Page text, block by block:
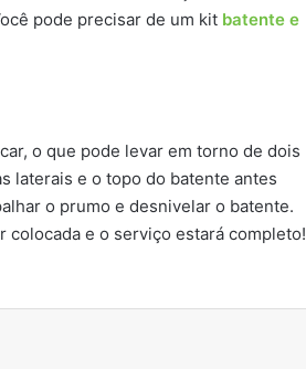
pode precisar de um kit batente e
o que pode levar em torno de dois
laterais e o topo do batente antes
o prumo e desnivelar o batente.
colocada e o serviço estará completo!